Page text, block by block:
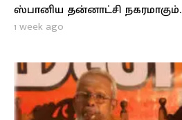
ஸ்பானிய தன்னாட்சி நகரமாகும்.
1 week ago